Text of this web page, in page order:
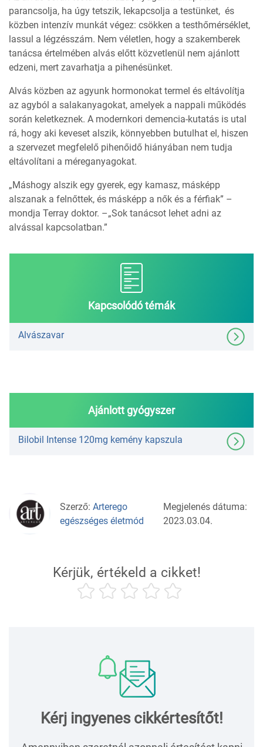
parancsolja, ha úgy tetszik, lekapcsolja a testünket, és
közben intenzív munkát végez: csökken a testhőmérséklet,
lassul a légzésszám. Nem véletlen, hogy a szakemberek
tanácsa értelmében alvás előtt közvetlenül nem ajánlott
edzeni, mert zavarhatja a pihenésünket.
Alvás közben az agyunk hormonokat termel és eltávolítja
az agyból a salakanyagokat, amelyek a nappali működés
során keletkeznek. A modernkori demencia-kutatás is utal
rá, hogy aki keveset alszik, könnyebben butulhat el, hiszen
a szervezet megfelelő pihenőidő hiányában nem tudja
eltávolítani a méreganyagokat.
„Máshogy alszik egy gyerek, egy kamasz, másképp
alszanak a felnőttek, és másképp a nők és a férfiak” –
mondja Terray doktor. –„Sok tanácsot lehet adni az
alvással kapcsolatban.”
Kapcsolódó témák
Alvászavar
Ajánlott gyógyszer
Bilobil Intense 120mg kemény kapszula
Szerző: Arterego
egészséges életmód
Megjelenés dátuma:
2023.03.04.
Kérjük, értékeld a cikket!
Kérj ingyenes cikkértesítőt!